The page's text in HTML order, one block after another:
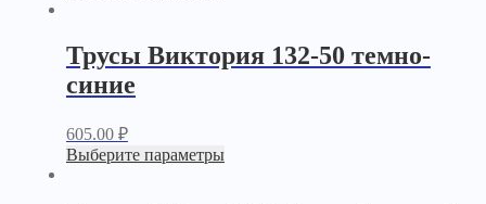
Трусы Виктория 132-50 темно-
синие
605.00 ₽
Выберите параметры